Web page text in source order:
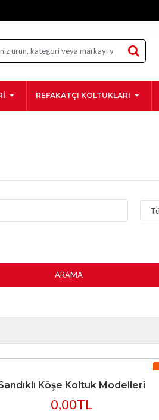
REFAKATÇI KOLTUKLARI
ARAMA
Köşe Koltuk Modelleri
0,00TL